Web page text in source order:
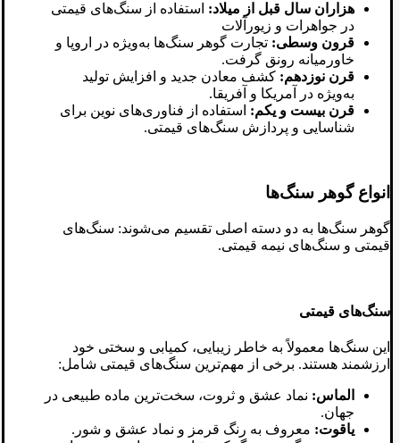
هزاران سال قبل از میلاد: استفاده از سنگ‌های قیمتی
در جواهرات و زیورآلات
قرون وسطی: تجارت گوهر سنگ‌ها به‌ویژه در اروپا و
خاورمیانه رونق گرفت.
قرن نوزدهم: کشف معادن جدید و افزایش تولید
به‌ویژه در آمریکا و آفریقا.
قرن بیست و یکم: استفاده از فناوری‌های نوین برای
شناسایی و پردازش سنگ‌های قیمتی.
انواع گوهر سنگ‌ها
گوهر سنگ‌ها به دو دسته اصلی تقسیم می‌شوند: سنگ‌های
قیمتی و سنگ‌های نیمه‌ قیمتی.
سنگ‌های قیمتی
این سنگ‌ها معمولاً به خاطر زیبایی، کمیابی و سختی خود
ارزشمند هستند. برخی از مهم‌ترین سنگ‌های قیمتی شامل:
الماس: نماد عشق و ثروت، سخت‌ترین ماده طبیعی در
جهان.
یاقوت: معروف به رنگ قرمز و نماد عشق و شور.